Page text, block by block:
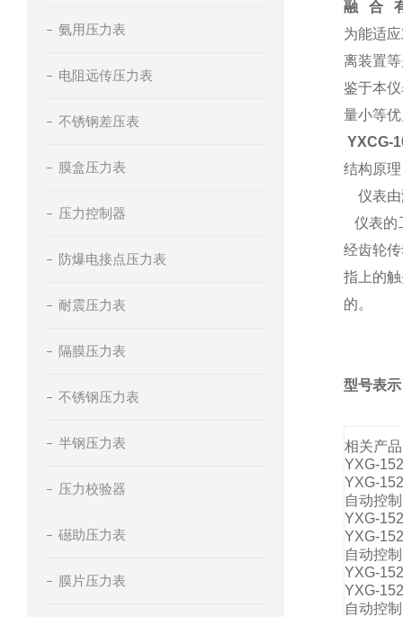
氨用压力表
电阻远传压力表
不锈钢差压表
膜盒压力表
压力控制器
防爆电接点压力表
耐震压力表
隔膜压力表
不锈钢压力表
半钢压力表
压力校验器
礠助压力表
膜片压力表
融 合
为能适
离装置
鉴于本
量小等
YXCG-
结构原理
仪表由
仪表的
经齿轮
指上的
的。
型号表
相关产品
YXG-
YXG-
自动控
YXG-
YXG-
自动控
YXG-
YXG-
自动控